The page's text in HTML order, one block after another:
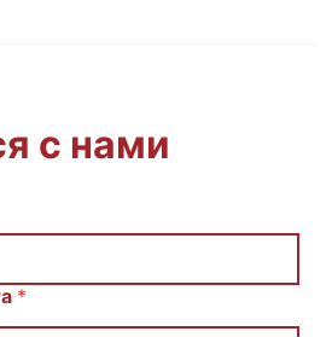
с нами
*